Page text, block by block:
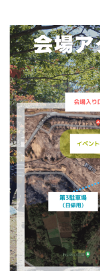
イベント情報
秋冬キャンプ
海辺キャンプ
湖畔キャンプ